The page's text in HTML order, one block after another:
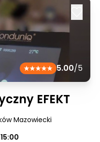
5.00/5
EFEKT
Mazowiecki